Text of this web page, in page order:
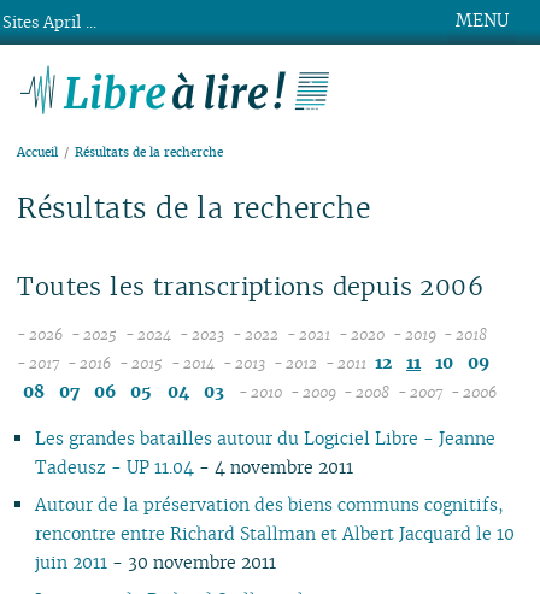
MENU
Accueil Résultats de la recherche
Résultats de la recherche
Toutes les transcriptions depuis 2006
- 2026
07
05
04
03
02
01
- 2025
11
09
08
07
06
05
- 2024
11
09
08
07
06
05
- 2023
09
08
07
06
05
- 2022
09
08
07
06
- 2021
09
08
07
06
- 2020
12
09
07
06
- 2019
12
09
07
06
- 2018
07
06
- 2017
12
10
09
08
07
06
- 2016
12
10
09
08
07
06
- 2015
12
10
09
08
07
06
- 2014
10
09
08
07
06
- 2013
09
08
04
02
- 2012
09
08
07
06
- 2011 12 11 10
09
08
07 06 05 04 03 - 2010
11
10
09
08
- 2009 - 2008
11
06
01
- 2007 - 2006
Les grandes batailles autour du Logiciel Libre - Jeanne
Tadeusz - UP 11.04 - 4 novembre 2011
Autour de la préservation des biens communs cognitifs,
rencontre entre Richard Stallman et Albert Jacquard le 10
juin 2011- 30 novembre 2011
Sites April ...